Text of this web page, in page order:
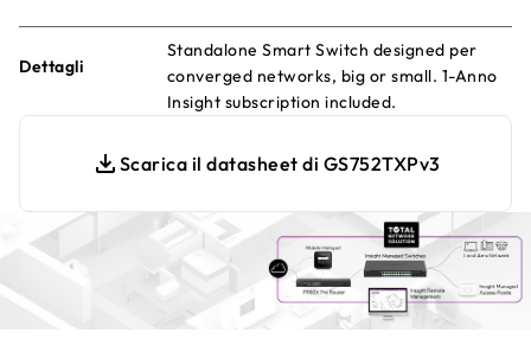
Dettagli
Standalone Smart Switch designed per
converged networks, big or small. 1-Anno
Insight subscription included.
Scarica il datasheet di GS752TXPv3